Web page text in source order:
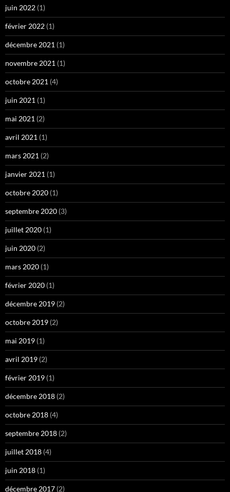
juin 2022 (1)
février 2022 (1)
décembre 2021 (1)
novembre 2021 (1)
octobre 2021 (4)
juin 2021 (1)
mai 2021 (2)
avril 2021 (1)
mars 2021 (2)
janvier 2021 (1)
octobre 2020 (1)
septembre 2020 (3)
juillet 2020 (1)
juin 2020 (2)
mars 2020 (1)
février 2020 (1)
décembre 2019 (2)
octobre 2019 (2)
mai 2019 (1)
avril 2019 (2)
février 2019 (1)
décembre 2018 (2)
octobre 2018 (4)
septembre 2018 (2)
juillet 2018 (4)
juin 2018 (1)
décembre 2017 (2)